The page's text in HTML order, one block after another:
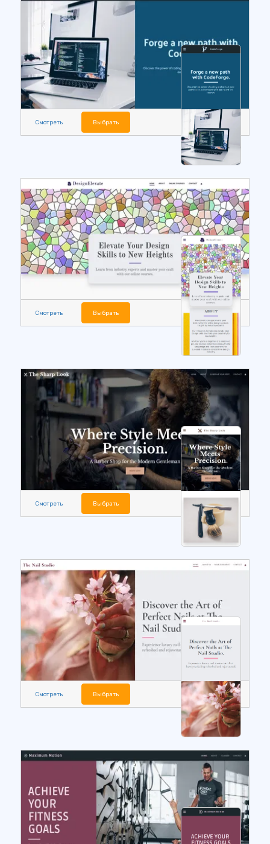
Смотреть Выбрать
Смотреть Выбрать
Смотреть Выбрать
Смотреть Выбрать